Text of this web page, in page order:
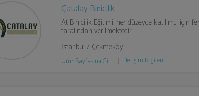
Çatalay Binicilik
At Binicilik Eğitimi, her düzeyde katılımcı için
tarafından verilmektedir.
İstanbul / Çekmeköy
Ürün Sayfasına Git İletişim Bilgileri